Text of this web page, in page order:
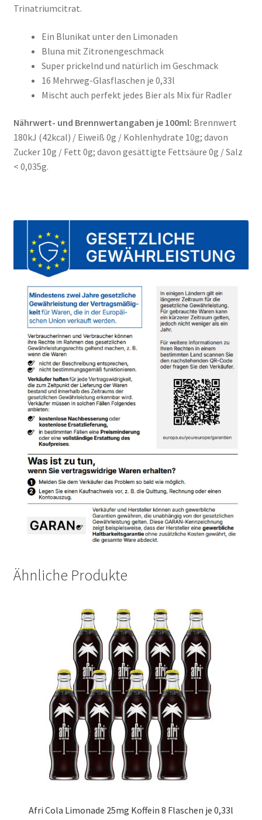
Trinatriumcitrat.
Ein Blunikat unter den Limonaden
Bluna mit Zitronengeschmack
Super prickelnd und natürlich im Geschmack
16 Mehrweg-Glasflaschen je 0,33l
Mischt auch perfekt jedes Bier als Mix für Radler
Nährwert- und Brennwertangaben je 100ml: Brennwert
180kJ (42kcal) / Eiweiß 0g / Kohlenhydrate 10g; davon
Zucker 10g / Fett 0g; davon gesättigte Fettsäure 0g / Salz
< 0,035g.
Ähnliche Produkte
Afri Cola Limonade 25mg Koffein 8 Flaschen je 0,33l